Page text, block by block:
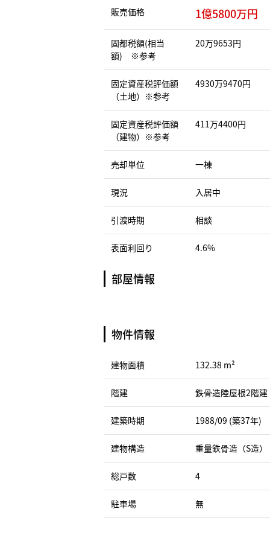
販売価格 1億5800万円
固都税額(相当
額) ※参考
20万9653円
固定資産税評価額
（土地）※参考
4930万9470円
固定資産税評価額
（建物）※参考
411万4400円
売却単位 一棟
現況 入居中
引渡時期 相談
表面利回り 4.6%
部屋情報
物件情報
建物面積 132.38 m²
階建 鉄骨造陸屋根2階建
建築時期 1988/09 (築37年)
建物構造 重量鉄骨造（S造）
総戸数 4
駐車場 無